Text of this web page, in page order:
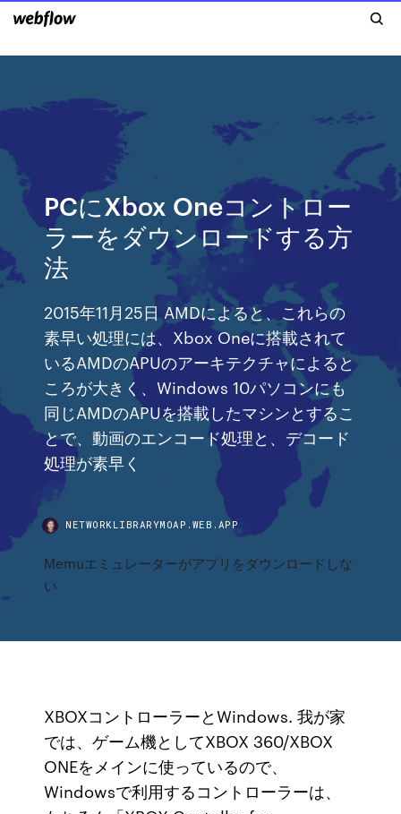
PCにXbox Oneコントロー
ラーをダウンロードする方
法
2015年11月25日 AMDによると、これらの
素早い処理には、Xbox Oneに搭載されて
いるAMDのAPUのアーキテクチャによると
ころが大きく、Windows 10パソコンにも
同じAMDのAPUを搭載したマシンとするこ
とで、動画のエンコード処理と、デコード
処理が素早く
NETWORKLIBRARYMOAP.WEB.APP
Memuエミュレーターがアプリをダウンロードしな
い
XBOXコントローラーとWindows. 我が家
では、ゲーム機としてXBOX 360/XBOX
ONEをメインに使っているので、
Windowsで利用するコントローラーは、